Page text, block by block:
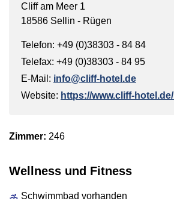
Cliff am Meer 1
18586 Sellin - Rügen
Telefon: +49 (0)38303 - 84 84
Telefax: +49 (0)38303 - 84 95
E-Mail: info@cliff-hotel.de
Website: https://www.cliff-hotel.de/
Zimmer: 246
Wellness und Fitness
Schwimmbad vorhanden